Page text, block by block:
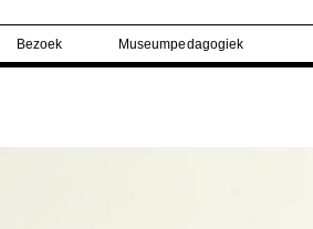
Bezoek Museumpedagogiek